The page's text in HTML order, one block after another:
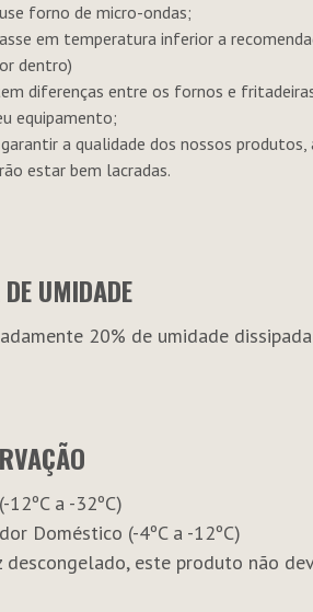
forno de micro-ondas;
em temperatura inferior a
dentro)
diferenças entre os fornos e
equipamento;
garantir a qualidade dos nossos
estar bem lacradas.
UMIDADE
20% de umidade
12ºC a -32ºC)
Doméstico (-4ºC a -12ºC)
descongelado, este produto não